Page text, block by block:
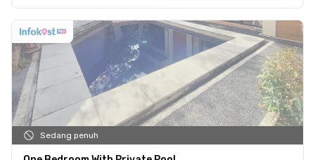
Sedang penuh